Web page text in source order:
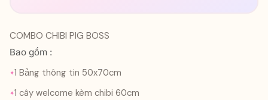
COMBO CHIBI PIG BOSS
Bao gồm :
1 Bảng thông tin 50x70cm
1 cây welcome kèm chibi 60cm